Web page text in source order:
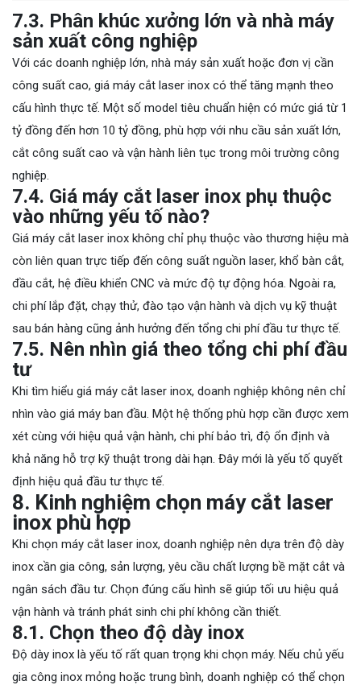
7.3. Phân khúc xưởng lớn và nhà máy
sản xuất công nghiệp
Với các doanh nghiệp lớn, nhà máy sản xuất hoặc đơn vị cần
công suất cao, giá máy cắt laser inox có thể tăng mạnh theo
cấu hình thực tế. Một số model tiêu chuẩn hiện có mức giá từ 1
tỷ đồng đến hơn 10 tỷ đồng, phù hợp với nhu cầu sản xuất lớn,
cắt công suất cao và vận hành liên tục trong môi trường công
nghiệp.
7.4. Giá máy cắt laser inox phụ thuộc
vào những yếu tố nào?
Giá máy cắt laser inox không chỉ phụ thuộc vào thương hiệu mà
còn liên quan trực tiếp đến công suất nguồn laser, khổ bàn cắt,
đầu cắt, hệ điều khiển CNC và mức độ tự động hóa. Ngoài ra,
chi phí lắp đặt, chạy thử, đào tạo vận hành và dịch vụ kỹ thuật
sau bán hàng cũng ảnh hưởng đến tổng chi phí đầu tư thực tế.
7.5. Nên nhìn giá theo tổng chi phí đầu
tư
Khi tìm hiểu giá máy cắt laser inox, doanh nghiệp không nên chỉ
nhìn vào giá máy ban đầu. Một hệ thống phù hợp cần được xem
xét cùng với hiệu quả vận hành, chi phí bảo trì, độ ổn định và
khả năng hỗ trợ kỹ thuật trong dài hạn. Đây mới là yếu tố quyết
định hiệu quả đầu tư thực tế.
8. Kinh nghiệm chọn máy cắt laser
inox phù hợp
Khi chọn máy cắt laser inox, doanh nghiệp nên dựa trên độ dày
inox cần gia công, sản lượng, yêu cầu chất lượng bề mặt cắt và
ngân sách đầu tư. Chọn đúng cấu hình sẽ giúp tối ưu hiệu quả
vận hành và tránh phát sinh chi phí không cần thiết.
8.1. Chọn theo độ dày inox
Độ dày inox là yếu tố rất quan trọng khi chọn máy. Nếu chủ yếu
gia công inox mỏng hoặc trung bình, doanh nghiệp có thể chọn